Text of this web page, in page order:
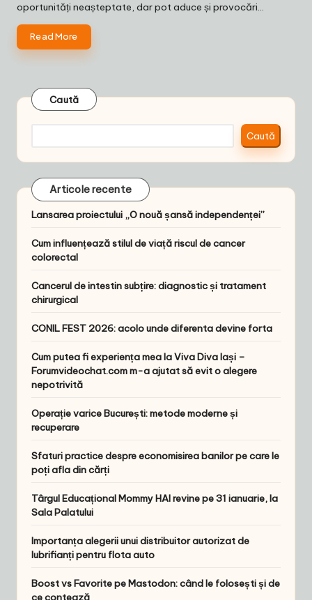
oportunități neașteptate, dar pot aduce și provocări…
Read More
Caută
Caută
Articole recente
Lansarea proiectului „O nouă șansă independenței”
Cum influențează stilul de viață riscul de cancer
colorectal
Cancerul de intestin subțire: diagnostic și tratament
chirurgical
CONIL FEST 2026: acolo unde diferenta devine forta
Cum putea fi experiența mea la Viva Diva Iași –
Forumvideochat.com m-a ajutat să evit o alegere
nepotrivită
Operație varice București: metode moderne și
recuperare
Sfaturi practice despre economisirea banilor pe care le
poți afla din cărți
Târgul Educațional Mommy HAI revine pe 31 ianuarie, la
Sala Palatului
Importanța alegerii unui distribuitor autorizat de
lubrifianți pentru flota auto
Boost vs Favorite pe Mastodon: când le folosești și de
ce contează